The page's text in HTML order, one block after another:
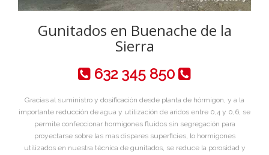
Gunitados en Buenache de la
Sierra
632 345 850
Gracias al suministro y dosificación desde planta de hórmigon, y a la
importante reducción de agua y utilización de aridos entre 0,4 y 0,6, se
permite confeccionar hormigones fluidos sin segregación para
proyectarse sobre las mas dispares superficies, lo hormigones
utilizados en nuestra técnica de gunitados, se reduce la porosidad y